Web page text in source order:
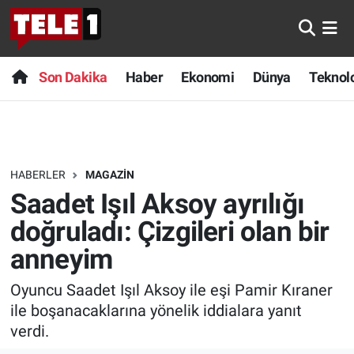
Son Dakika Haber Ekonomi Dünya
HABERLER MAGAZIN
Saadet Işıl Aksoy ayrılığı
doğruladı: Çizgileri olan bir
anneyim
Oyuncu Saadet Işıl Aksoy ile eşi Pamir Kıraner
ile boşanacaklarına yönelik iddialara yanıt
verdi.
Anında Manşet
Başka Sohbetler
Bilim turu
Bilim ve Teknoloji Evreni
Doğa Konuşuyor
Son Dakika
Haber
Dünya
Teknoloji
Sağlık
Nöbetçi Eczaneler
Hava Durumu
Trafik Durumu
Süper Lig Puan Durumu ve Fikstür
Tüm Manşetler
Son Dakika Haberleri